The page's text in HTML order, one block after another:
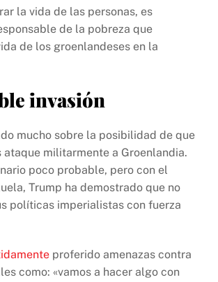
la vida de las personas, es
de la pobreza que
de los groenlandeses en la
invasión
mucho sobre la posibilidad de que
ataque militarmente a Groenlandia.
poco probable, pero con el
Trump ha demostrado que no
políticas imperialistas con fuerza
proferido amenazas contra
como: «vamos a hacer algo con